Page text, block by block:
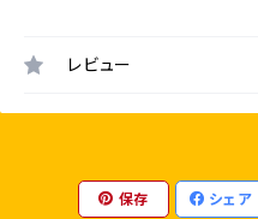
レビュー
保存 シェア